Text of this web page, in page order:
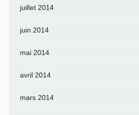
juillet 2014
juin 2014
mai 2014
avril 2014
mars 2014